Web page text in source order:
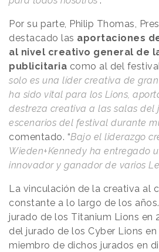
Por su parte, Philip Thomas,
destacado las aportaciones
al nivel creativo general de
publicitaria como al del
solo es una líder creativa de
ha sido vital para los Lions,
destreza creativa a las salas del
escenarios del festival durante
comentado. “Bajo el liderazgo
Wieden+Kennedy ha entregado
innovador y ganador de varios
La vinculación de la creativa al
constante a lo largo de los
jurado de los Titanium Lions en
del jurado de los Cyber Lions en
miembro de dichos jurados en